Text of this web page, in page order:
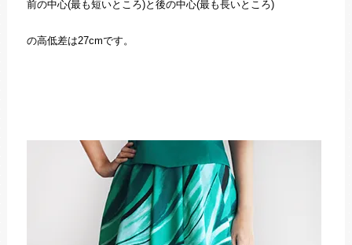
前の中心(最も短いところ)と後の中心(最も長いところ)
の高低差は27cmです。